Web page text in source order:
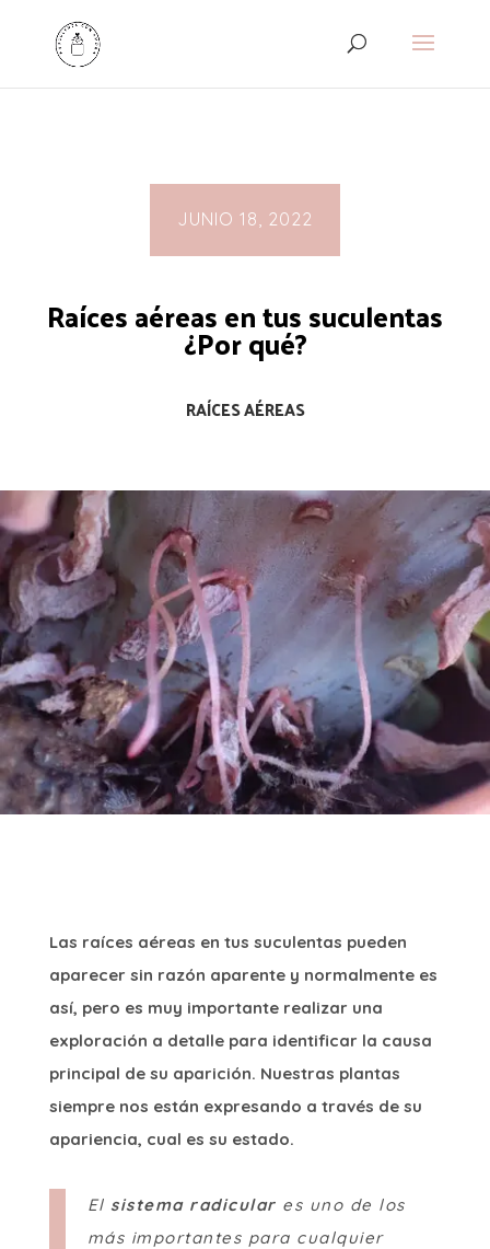
JUNIO 18, 2022
Raíces aéreas en tus suculentas
¿Por qué?
RAÍCES AÉREAS
Las raíces aéreas en tus suculentas pueden
aparecer sin razón aparente y normalmente es
así, pero es muy importante realizar una
exploración a detalle para identificar la causa
principal de su aparición. Nuestras plantas
siempre nos están expresando a través de su
apariencia, cual es su estado.
Elsistema radicular es uno de los
más importantes para cualquier